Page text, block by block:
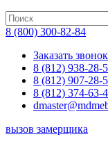
8 (800) 300-82-84
Заказать звонок
8 (812) 938-28-
8 (812) 907-28-
8 (812) 374-63-
вызов замерщика